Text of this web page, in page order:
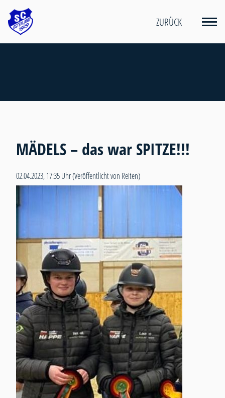
ZURÜCK
MÄDELS – das war SPITZE!!!
02.04.2023, 17:35 Uhr(Veröffentlicht von Reiten)